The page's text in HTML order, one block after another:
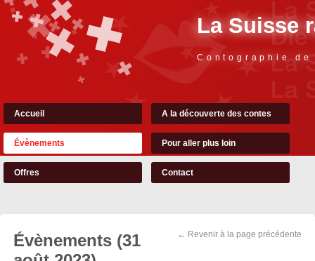
La Suisse
Contographie
Accueil A la découverte des contes
Évènements Pour aller plus loin
Offres Contact
← Revenir à la page précédente
Évènements (31